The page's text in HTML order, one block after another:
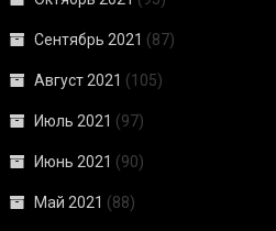
Сентябрь 2021 (87)
Август 2021 (105)
Июль 2021 (97)
Июнь 2021 (90)
Май 2021 (88)